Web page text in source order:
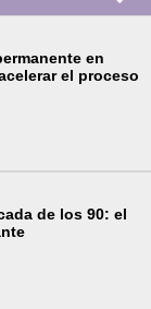
en
el proceso
de los 90: el